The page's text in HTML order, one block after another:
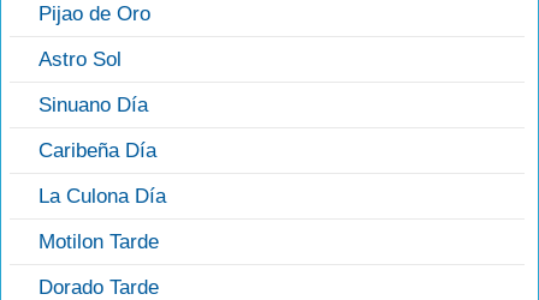
Pijao de Oro
Astro Sol
Sinuano Día
Caribeña Día
La Culona Día
Motilon Tarde
Dorado Tarde